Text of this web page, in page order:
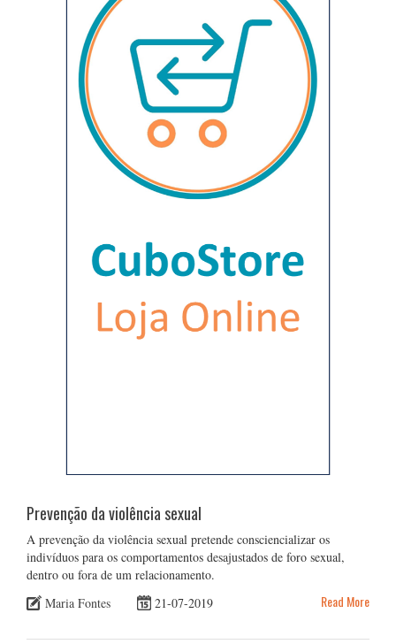
Prevenção da violência sexual
A prevenção da violência sexual pretende consciencializar os
indivíduos para os comportamentos desajustados de foro sexual,
dentro ou fora de um relacionamento.
Maria Fontes
21-07-2019 Read More